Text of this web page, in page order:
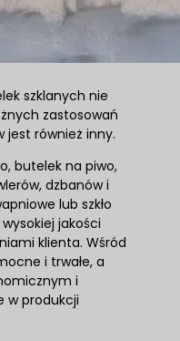
szklanych nie
zastosowań
jest również inny.
butelek na piwo,
dzbanów i
lub szkło
jakości
klienta. Wśród
i trwałe, a
i
w produkcji